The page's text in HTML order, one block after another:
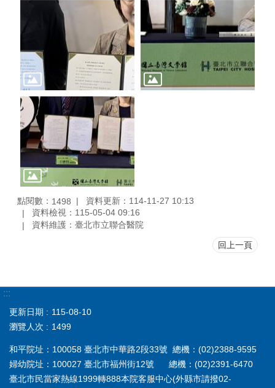
點閱數： 1498
資料更新：114-11-27 10:13
資料檢視：115-05-04 09:16
資料維護：臺北市立聯合醫院
回上一頁
:::
更新日期
115-08-10
瀏覽人次
1499
和平院址：100058 臺北市中華路2段33號 總機：(02)2388-9595
婦幼院址：100027 臺北市福州街12號 總機：(02)2391-6470
臺北市民當家熱線1999轉888本院客服中心(外縣市請撥02-